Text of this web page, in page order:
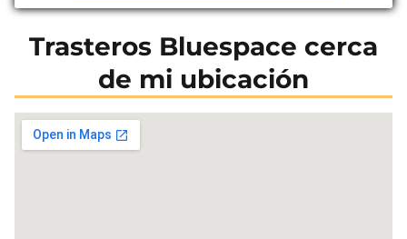
Montacargas disponible
Trasteros Bluespace cerca
de mi ubicación